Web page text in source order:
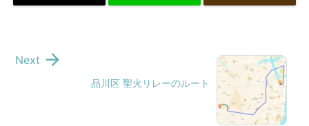
品川区 聖火リレーのルート

Next